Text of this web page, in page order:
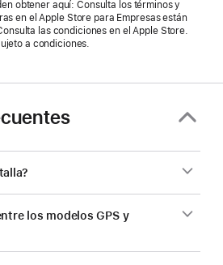
obtener aquí: Consulta los términos y
en el Apple Store para Empresas están
las condiciones en el Apple Store.
a condiciones.
los modelos GPS y